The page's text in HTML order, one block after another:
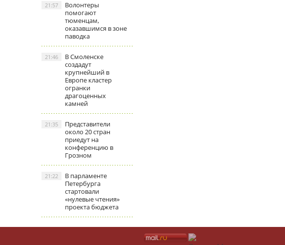
Волонтеры
помогают
тюменцам,
оказавшимся в зоне
паводка
21:57
В Смоленске
создадут
крупнейший в
Европе кластер
огранки
драгоценных
камней
21:46
Представители
около 20 стран
приедут на
конференцию в
Грозном
21:35
В парламенте
Петербурга
стартовали
«нулевые чтения»
проекта бюджета
21:22